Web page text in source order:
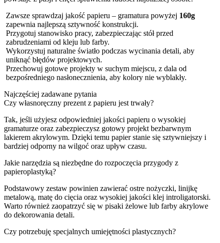
Zawsze sprawdzaj jakość papieru – gramatura powyżej 160g
zapewnia najlepszą sztywność konstrukcji.
Przygotuj stanowisko pracy, zabezpieczając stół przed
zabrudzeniami od kleju lub farby.
Wykorzystuj naturalne światło podczas wycinania detali, aby
uniknąć błędów projektowych.
Przechowuj gotowe projekty w suchym miejscu, z dala od
bezpośredniego nasłonecznienia, aby kolory nie wyblakły.
Najczęściej zadawane pytania
Czy własnoręczny prezent z papieru jest trwały?
Tak, jeśli użyjesz odpowiedniej jakości papieru o wysokiej
gramaturze oraz zabezpieczysz gotowy projekt bezbarwnym
lakierem akrylowym. Dzięki temu papier stanie się sztywniejszy i
bardziej odporny na wilgoć oraz upływ czasu.
Jakie narzędzia są niezbędne do rozpoczęcia przygody z
papieroplastyką?
Podstawowy zestaw powinien zawierać ostre nożyczki, linijkę
metalową, matę do cięcia oraz wysokiej jakości klej introligatorski.
Warto również zaopatrzyć się w pisaki żelowe lub farby akrylowe
do dekorowania detali.
Czy potrzebuję specjalnych umiejętności plastycznych?